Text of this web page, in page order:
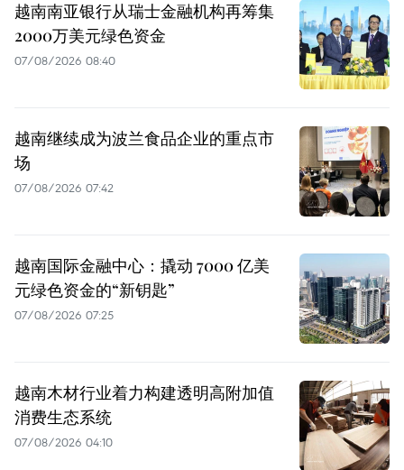
越南南亚银行从瑞士金融机构再筹集
2000万美元绿色资金
07/08/2026 08:40
越南继续成为波兰食品企业的重点市
场
07/08/2026 07:42
越南国际金融中心：撬动 7000 亿美
元绿色资金的“新钥匙”
07/08/2026 07:25
越南木材行业着力构建透明高附加值
消费生态系统
07/08/2026 04:10